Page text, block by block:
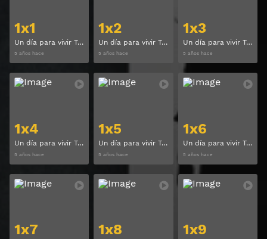
1x1
Un día para vivir Temporada 1 Capitulo 1
5 años hace
1x2
Un día para vivir Temporada 1 Capitulo 2
5 años hace
1x3
Un día para vivir Temporada 1 Capitulo 3
5 años hace
1x4
Un día para vivir Temporada 1 Capitulo 4
5 años hace
Ver
1x5
Un día para vivir Temporada 1 Capitulo 5
5 años hace
Ver
1x6
Un día para vivir Temporada 1 Capitulo 6
5 años hace
1x7
Ver
1x8
Ver
1x9